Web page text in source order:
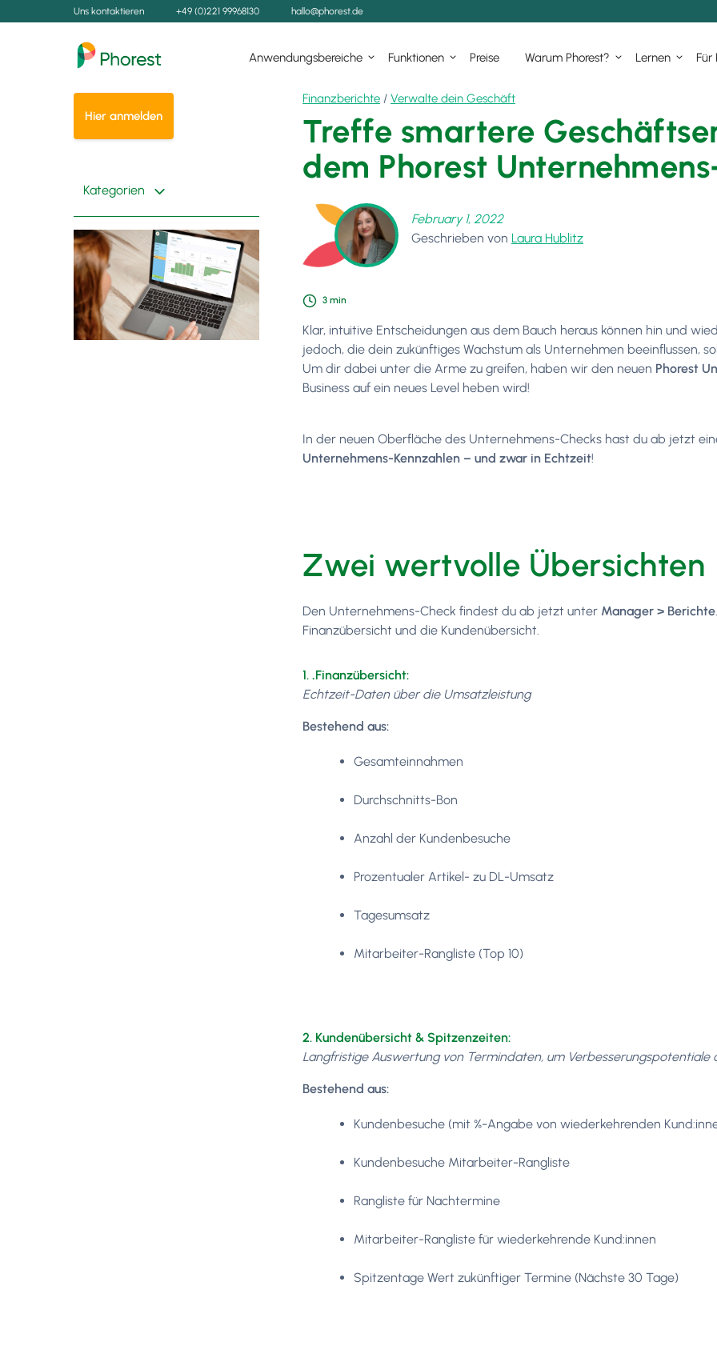
Uns kontaktieren +49 (0)221 99968130 hallo@phorest.de
Anwendungsbereiche Funktionen Preise Warum Phorest? Lernen Für
Hier anmelden
Kategorien
Finanzberichte / Verwalte dein Geschäft
Treffe smartere
dem Phorest
February 1, 2022
Geschrieben von Laura Hublitz
3 min
Klar, intuitive Entscheidungen aus dem Bauch heraus können hin und
jedoch, die dein zukünftiges Wachstum als Unternehmen beeinflussen,
Um dir dabei unter die Arme zu greifen, haben wir den neuen Phorest
Business auf ein neues Level heben wird!
In der neuen Oberfläche des Unternehmens-Checks hast du ab jetzt
Unternehmens-Kennzahlen – und zwar in Echtzeit!
Zwei wertvolle Übersichten
Den Unternehmens-Check findest du ab jetzt unter Manager > Berichte
Finanzübersicht und die Kundenübersicht.
1. .Finanzübersicht:
Echtzeit-Daten über die Umsatzleistung
Bestehend aus:
Gesamteinnahmen
Durchschnitts-Bon
Anzahl der Kundenbesuche
Prozentualer Artikel- zu DL-Umsatz
Tagesumsatz
Mitarbeiter-Rangliste (Top 10)
2. Kundenübersicht & Spitzenzeiten:
Langfristige Auswertung von Termindaten, um Verbesserungspotentiale
Bestehend aus:
Kundenbesuche (mit %-Angabe von wiederkehrenden
Kundenbesuche Mitarbeiter-Rangliste
Rangliste für Nachtermine
Mitarbeiter-Rangliste für wiederkehrende Kund:innen
Spitzentage Wert zukünftiger Termine (Nächste 30 Tage)